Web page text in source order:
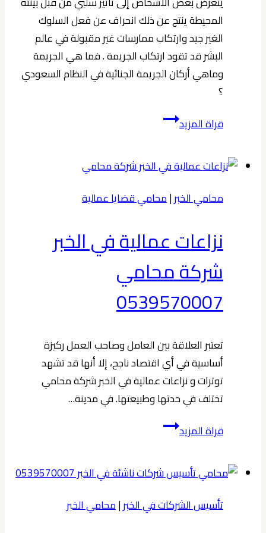
المحيطة ينتج عن ذلك انحراف عن فعل السلوك
الغير جيد وارتكاب ممارسات غير مقبولة في عالم
البشر قد تقود ارتكاب الجريمة . فما هي الجريمة
وماهي أركان الجريمة الجنائية في النظام السعودي
؟
قراة المزيدأركان
في
النظام
السعودي
محامي الخبر|محامي قضايا عمالية
نزاعات عمالية في الخبر
شركة محامي
0539570007
تعتبر العلاقة بين العامل وصاحب العمل ركيزة
أساسية في أي اقتصاد ناجح، إلا أنها قد تشهد
توترات و نزاعات عمالية في الخبر شركة محامي
تختلف في حدتها وطبيعتها. في مدينة…
قراة المزيدنزاعات
الخبر
شركة
محامي
تأسيس الشركات في الخبر|محامي الخبر